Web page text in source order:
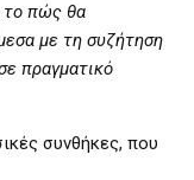
το πώς θα
με τη συζήτηση
πραγματικό
συνθήκες, που